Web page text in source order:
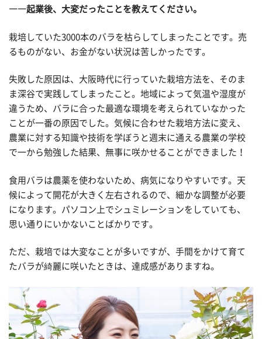
――起業後、大変だったことを教えてください。
栽培していた3000本のバラを枯らしてしまったことです。売
るものがない、お金がない状況は苦しかったです。
失敗した原因は、大阪時代に行っていた栽培方法を、そのま
ま深谷で実践してしまったこと。地域によって気温や湿度が
違うため、バラに合った最適な環境を考えられていなかった
ことが一番の原因でした。気候に合わせた栽培方法に変え、
農業に対する知識や技術を学ぼうと週末に通える農業の学校
で一から勉強した結果、無事に咲かせることができました！
食用バラは農薬を使わないため、病気になりやすいです。天
候によって開花が大きく左右されるので、細かな調整が必要
になります。パソコン上でシュミレーションをしていても、
思い通りにいかないことばかりです。
ただ、栽培では大変なことが多いですが、手間をかけて育て
たバラが綺麗に咲いたときは、達成感がありますね。